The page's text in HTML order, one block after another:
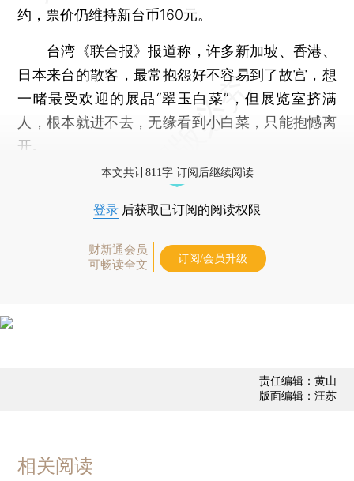
约，票价仍维持新台币160元。
台湾《联合报》报道称，许多新加坡、香港、
日本来台的散客，最常抱怨好不容易到了故宫，想
一睹最受欢迎的展品“翠玉白菜”，但展览室挤满
人，根本就进不去，无缘看到小白菜，只能抱憾离
开。
本文共计811字 订阅后继续阅读
登录 后获取已订阅的阅读权限
财新通会员
可畅读全文
订阅/会员升级
责任编辑：黄山
版面编辑：汪苏
相关阅读